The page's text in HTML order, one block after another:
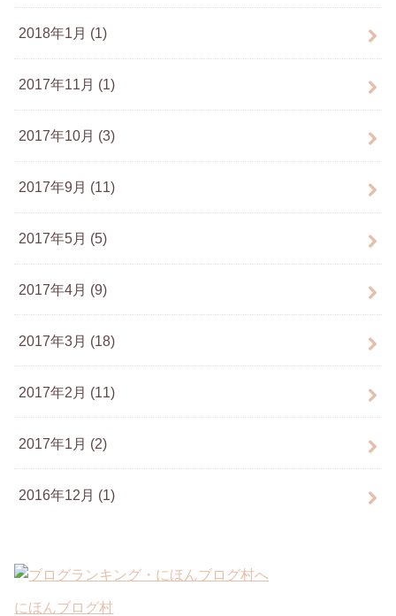
2018年1月 (1)
2017年11月 (1)
2017年10月 (3)
2017年9月 (11)
2017年5月 (5)
2017年4月 (9)
2017年3月 (18)
2017年2月 (11)
2017年1月 (2)
2016年12月 (1)
にほんブログ村